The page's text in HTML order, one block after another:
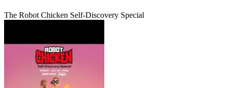
The Robot Chicken Self-Discovery Special